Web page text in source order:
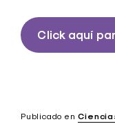
Click aquí
Publicado en